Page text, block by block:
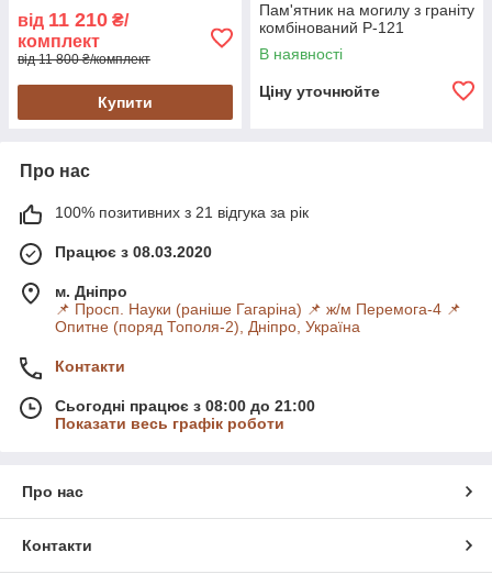
від 11 210 ₴/
комплект
від 11 800 ₴/комплект
Купити
Пам'ятник на могилу з граніту
комбінований Р-121
В наявності
Ціну уточнюйте
Про нас
100% позитивних з 21 відгука за рік
Працює з 08.03.2020
м. Дніпро
📌 Просп. Науки (раніше Гагаріна) 📌 ж/м Перемога-4 📌
Опитне (поряд Тополя-2), Дніпро, Україна
Контакти
Сьогодні працює з 08:00 до 21:00
Показати весь графік роботи
Про нас
Контакти